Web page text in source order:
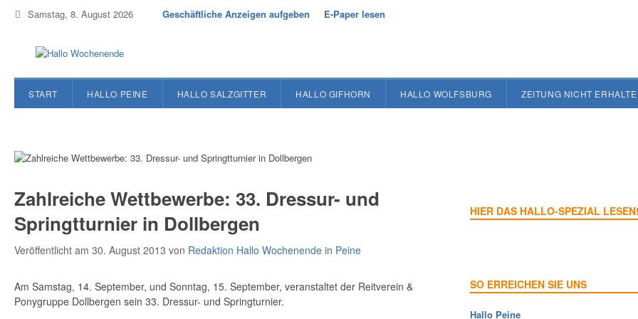
Samstag, 8. August 2026 Geschäftliche Anzeigen aufgeben E-Paper lesen
START HALLO PEINE HALLO SALZGITTER HALLO GIFHORN HALLO WOLFSBURG ZEITUNG NICHT
Zahlreiche Wettbewerbe: 33. Dressur- und
Springtturnier in Dollbergen
Veröffentlicht am 30. August 2013 von Redaktion Hallo Wochenende in Peine
Am Samstag, 14. September, und Sonntag, 15. September, veranstaltet der Reitverein &
Ponygruppe Dollbergen sein 33. Dressur- und Springturnier.
HIER DAS HALLO-SPEZIAL LESEN!
SO ERREICHEN SIE UNS
Hallo Peine